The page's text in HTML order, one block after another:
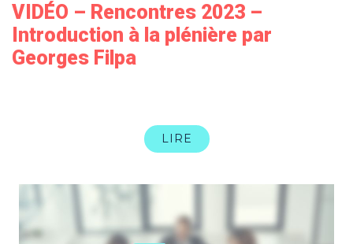
VIDÉO – Rencontres 2023 –
Introduction à la plénière par
Georges Filpa
LIRE